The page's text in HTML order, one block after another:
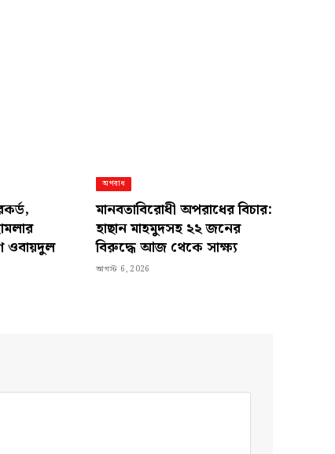
ওবায়দুল
অপরাধ
মানবতাবিরোধী অপরাধের বিচার:
হাছান মাহমুদসহ ২২ জনের
বিরুদ্ধে আজ থেকে সাক্ষ্য
আগস্ট 6, 2026